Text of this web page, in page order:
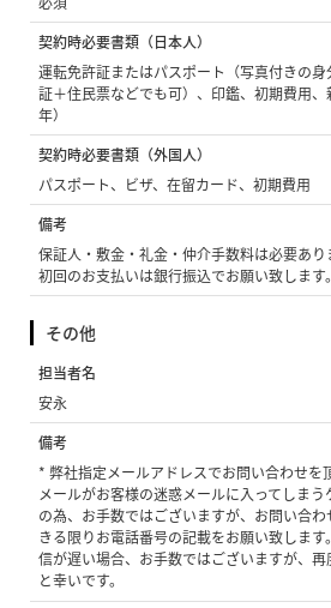
契約時必要書類（日本人）
運転免許証またはパスポート（写真付きの
証＋住民票などでも可）、印鑑、初期費用
年）
契約時必要書類（外国人）
パスポート、ビザ、在留カード、初期費用
備考
保証人・敷金・礼金・仲介手数料は必要あり
初回のお支払いは銀行振込でお願い致します。
その他
担当者名
安永
備考
* 弊社指定メールアドレスでお問い合わせを
メールがお客様の迷惑メールに入ってしまう
の為、お手数ではございますが、お問い合
きる限りお電話番号の記載をお願い致しま
信が遅い場合、お手数ではございますが、
と幸いです。